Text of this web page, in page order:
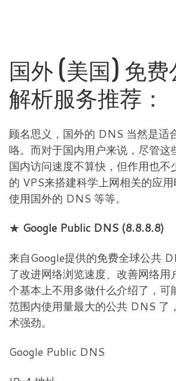
国外 (美国) 免费
解析服务推荐：
顾名思义，国外的 DNS 当然是适
咯。而对于国内用户来说，尽管
国内访问速度不算快，但作用也不
的 VPS来搭建科学上网相关的应
使用国外的 DNS 等等。
★ Google Public DNS (8.8.8.8)
来自Google提供的免费全球公共
了改进网络浏览速度、改善网络用
个基本上不用多做什么介绍了，可
范围内使用量最大的公共 DNS 了
术强劲。
Google Public DNS